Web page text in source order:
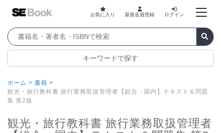
お気に入り 新規会員登録 ログイン
キーワードで探す
ホーム > 書籍 >
観光・旅行教科書 旅行業務取扱管理者【総合・国内】テキスト＆問題
集 第2版
観光・旅行教科書 旅行業務取扱管理者